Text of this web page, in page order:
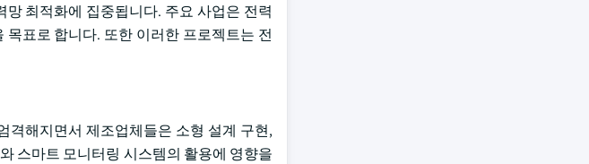
최적화에 집중됩니다. 주요 사업은 전력
표로 합니다. 또한 이러한 프로젝트는 전
격해지면서 제조업체들은 소형 설계 구현,
스마트 모니터링 시스템의 활용에 영향을